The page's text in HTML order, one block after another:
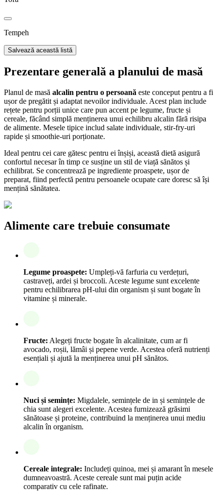
Tempeh
Salvează această listă
Prezentare generală a planului de masă
Planul de masă alcalin pentru o persoană este conceput pentru a fi
ușor de pregătit și adaptat nevoilor individuale. Acest plan include
rețete pentru porții unice care pun accent pe legume, fructe și
cereale, făcând simplă menținerea unui echilibru alcalin fără risipa
de alimente. Mesele tipice includ salate individuale, stir-fry-uri
rapide și smoothie-uri porționate.
Ideal pentru cei care gătesc pentru ei înșiși, această dietă asigură
confortul necesar în timp ce susține un stil de viață sănătos și
echilibrat. Se concentrează pe ingrediente proaspete, ușor de
preparat, fiind perfectă pentru persoanele ocupate care doresc să își
mențină sănătatea.
Alimente care trebuie consumate
Legume proaspete: Umpleți-vă farfuria cu verdețuri,
castraveți, ardei și broccoli. Aceste legume sunt excelente
pentru echilibrarea pH-ului din organism și sunt bogate în
vitamine și minerale.
Fructe: Alegeți fructe bogate în alcalinitate, cum ar fi
avocado, roșii, lămâi și pepene verde. Acestea oferă nutrienți
esențiali și ajută la menținerea unui pH sănătos.
Nuci și semințe: Migdalele, semințele de in și semințele de
chia sunt alegeri excelente. Acestea furnizează grăsimi
sănătoase și proteine, contribuind la menținerea unui mediu
alcalin în organism.
Cereale integrale: Includeți quinoa, mei și amarant în mesele
dumneavoastră. Aceste cereale sunt mai puțin acide
comparativ cu cele rafinate.